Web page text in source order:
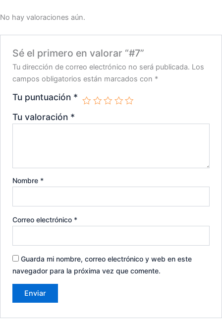
No hay valoraciones aún.
Sé el primero en valorar “#7”
Tu dirección de correo electrónico no será publicada. Los
campos obligatorios están marcados con *
Tu puntuación *
Tu valoración *
Nombre *
Correo electrónico *
Guarda mi nombre, correo electrónico y web en este
navegador para la próxima vez que comente.